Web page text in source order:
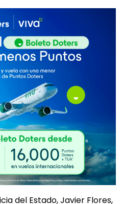
del Estado, Javier Flores,